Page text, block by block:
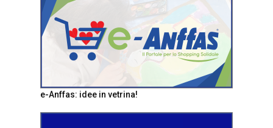
e-Anffas: idee in vetrina!